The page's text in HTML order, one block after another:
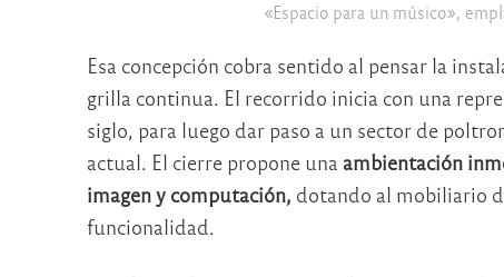
«Espacio para un músico»,
Esa concepción cobra sentido al pensar la
grilla continua. El recorrido inicia con una
siglo, para luego dar paso a un sector de
actual. El cierre propone una ambientación
imagen y computación, dotando al mobiliario
funcionalidad.